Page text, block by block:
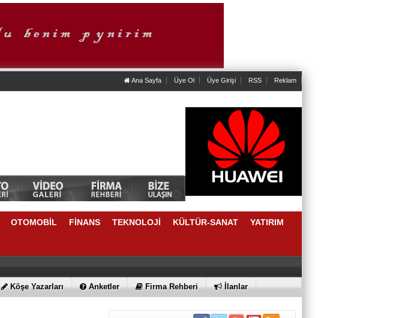
Ana Sayfa Üye Ol Üye Girişi RSS Reklam
OTOMOBİL FİNANS TEKNOLOJİ KÜLTÜR-SANAT YATIRIM
Köşe Yazarları Anketler Firma Rehberi İlanlar